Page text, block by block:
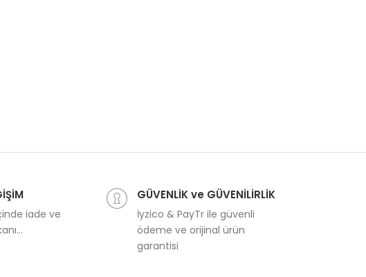
iade ve
GÜVENLİK ve GÜVENİLİRLİK
İyzico & PayTr ile güvenli
ödeme ve orijinal ürün
garantisi